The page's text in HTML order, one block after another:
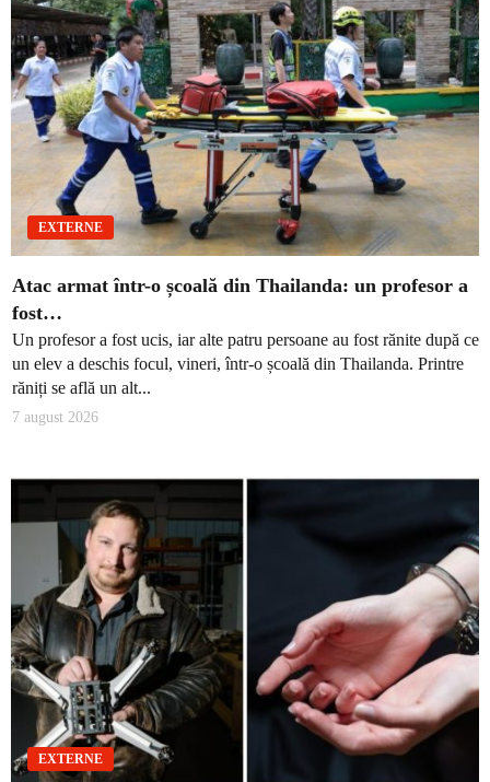
EXTERNE
Atac armat într-o școală din Thailanda: un profesor a
fost…
Un profesor a fost ucis, iar alte patru persoane au fost rănite după ce
un elev a deschis focul, vineri, într-o școală din Thailanda. Printre
răniți se află un alt...
7 august 2026
EXTERNE